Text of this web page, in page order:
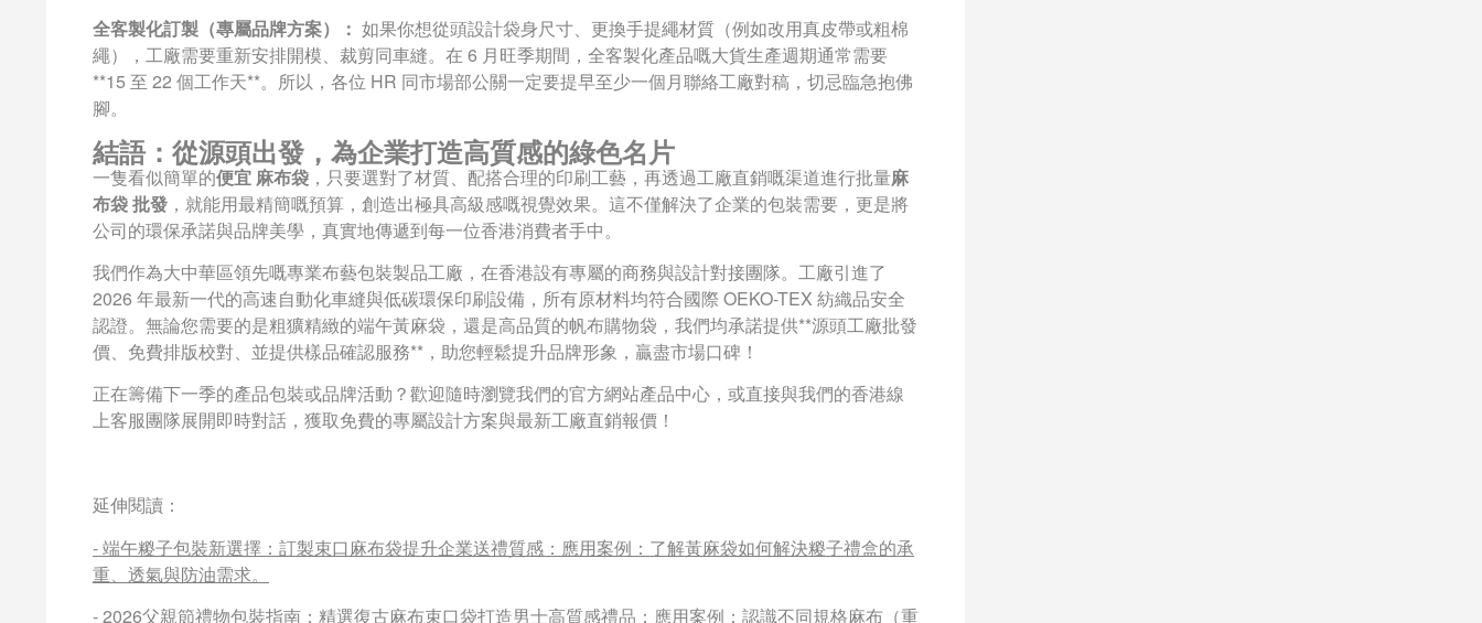
全客製化訂製（專屬品牌方案）： 如果你想從頭設計袋身尺寸、更換手提繩材質（例如改用真皮帶或粗棉
繩），工廠需要重新安排開模、裁剪同車縫。在 6 月旺季期間，全客製化產品嘅大貨生產週期通常需要
**15 至 22 個工作天**。所以，各位 HR 同市場部公關一定要提早至少一個月聯絡工廠對稿，切忌臨急抱佛
腳。
結語：從源頭出發，為企業打造高質感的綠色名片
一隻看似簡單的便宜 麻布袋 ，只要選對了材質、配搭合理的印刷工藝，再透過工廠直銷嘅渠道進行批量麻
布袋 批發 ，就能用最精簡嘅預算，創造出極具高級感嘅視覺效果。這不僅解決了企業的包裝需要，更是將
公司的環保承諾與品牌美學，真實地傳遞到每一位香港消費者手中。
我們作為大中華區領先嘅專業布藝包裝製品工廠，在香港設有專屬的商務與設計對接團隊。工廠引進了
2026 年最新一代的高速自動化車縫與低碳環保印刷設備，所有原材料均符合國際 OEKO-TEX 紡織品安全
認證。無論您需要的是粗獷精緻的端午黃麻袋，還是高品質的帆布購物袋，我們均承諾提供**源頭工廠批發
價、免費排版校對、並提供樣品確認服務**，助您輕鬆提升品牌形象，贏盡市場口碑！
正在籌備下一季的產品包裝或品牌活動？歡迎隨時瀏覽我們的官方網站產品中心，或直接與我們的香港線
上客服團隊展開即時對話，獲取免費的專屬設計方案與最新工廠直銷報價！
延伸閱讀：
-端午糉子包裝新選擇：訂製束口麻布袋提升企業送禮質感 ：應用案例：了解黃麻袋如何解決糉子禮盒的承
重、透氣與防油需求。
-2026父親節禮物包裝指南：精選復古麻布束口袋打造男士高質感禮品 ：應用案例：認識不同規格麻布（重